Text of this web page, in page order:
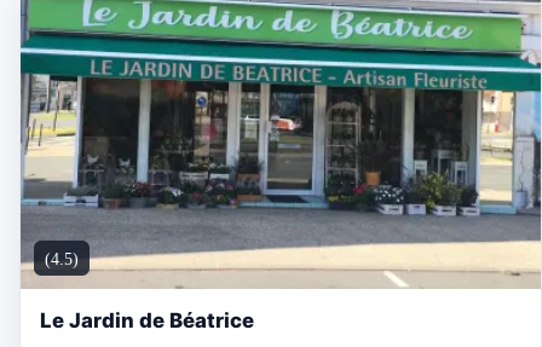
(4.5)
Le Jardin de Béatrice